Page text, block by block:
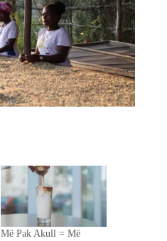
Më Pak Akull = Më